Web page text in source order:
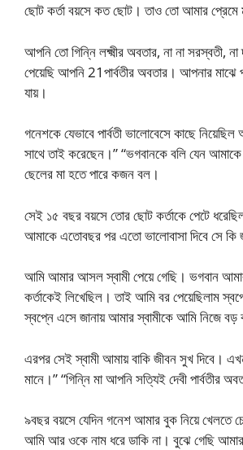
ছোট কর্তা বয়সে কত ছোট। তাও তো আমার
আপনি তো গিন্নি লক্ষ্মীর অবতার, না না সরস্বতী, না
পেয়েছি আপনি 21পার্বতীর অবতার। আপনার মাঝে
যায়।
গনেশকে যেভাবে পার্বতী ভালোবেসে কাছে
সাথে তাই করেছেন।” “ভগবানকে বলি যেন
ছেলের মা হতে পারে কজন বল।
সেই ১৫ বছর বয়সে তোর ছোট কর্তাকে পেটে
আমাকে এতোবছর পর এতো ভালোবাসা দিবে সে কি
আমি আমার আসল স্বামী পেয়ে গেছি। ভগবান
কর্তাকেই লিখেছিল। তাই আমি বর পেয়েছিলাম
স্বপ্নে এসে জানায় আমার স্বামীকে আমি নিজে
এরপর সেই স্বামী আমায় বাকি জীবন সুখ দিবে।
মানে।” “গিন্নি মা আপনি সত্যিই দেবী পার্বতীর
৯বছর বয়সে যেদিন গনেশ আমার বুক নিয়ে খেলতে
আমি আর ওকে নাম ধরে ডাকি না। বুঝে গেছি